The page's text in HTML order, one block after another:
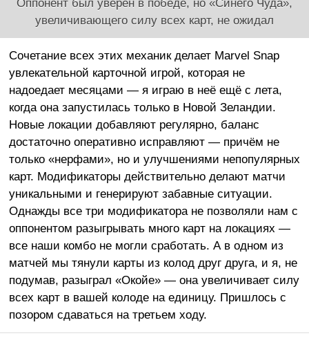
увеличивающего силу всех карт, не ожидал
Сочетание всех этих механик делает Marvel Snap
увлекательной карточной игрой, которая не
надоедает месяцами — я играю в неё ещё с лета,
когда она запустилась только в Новой Зеландии.
Новые локации добавляют регулярно, баланс
достаточно оперативно исправляют — причём не
только «нерфами», но и улучшениями непопулярных
карт. Модификаторы действительно делают матчи
уникальными и генерируют забавные ситуации.
Однажды все три модификатора не позволяли нам с
оппонентом разыгрывать много карт на локациях —
все наши комбо не могли сработать. А в одном из
матчей мы тянули карты из колод друг друга, и я, не
подумав, разыграл «Окойе» — она увеличивает силу
всех карт в вашей колоде на единицу. Пришлось с
позором сдаваться на третьем ходу.